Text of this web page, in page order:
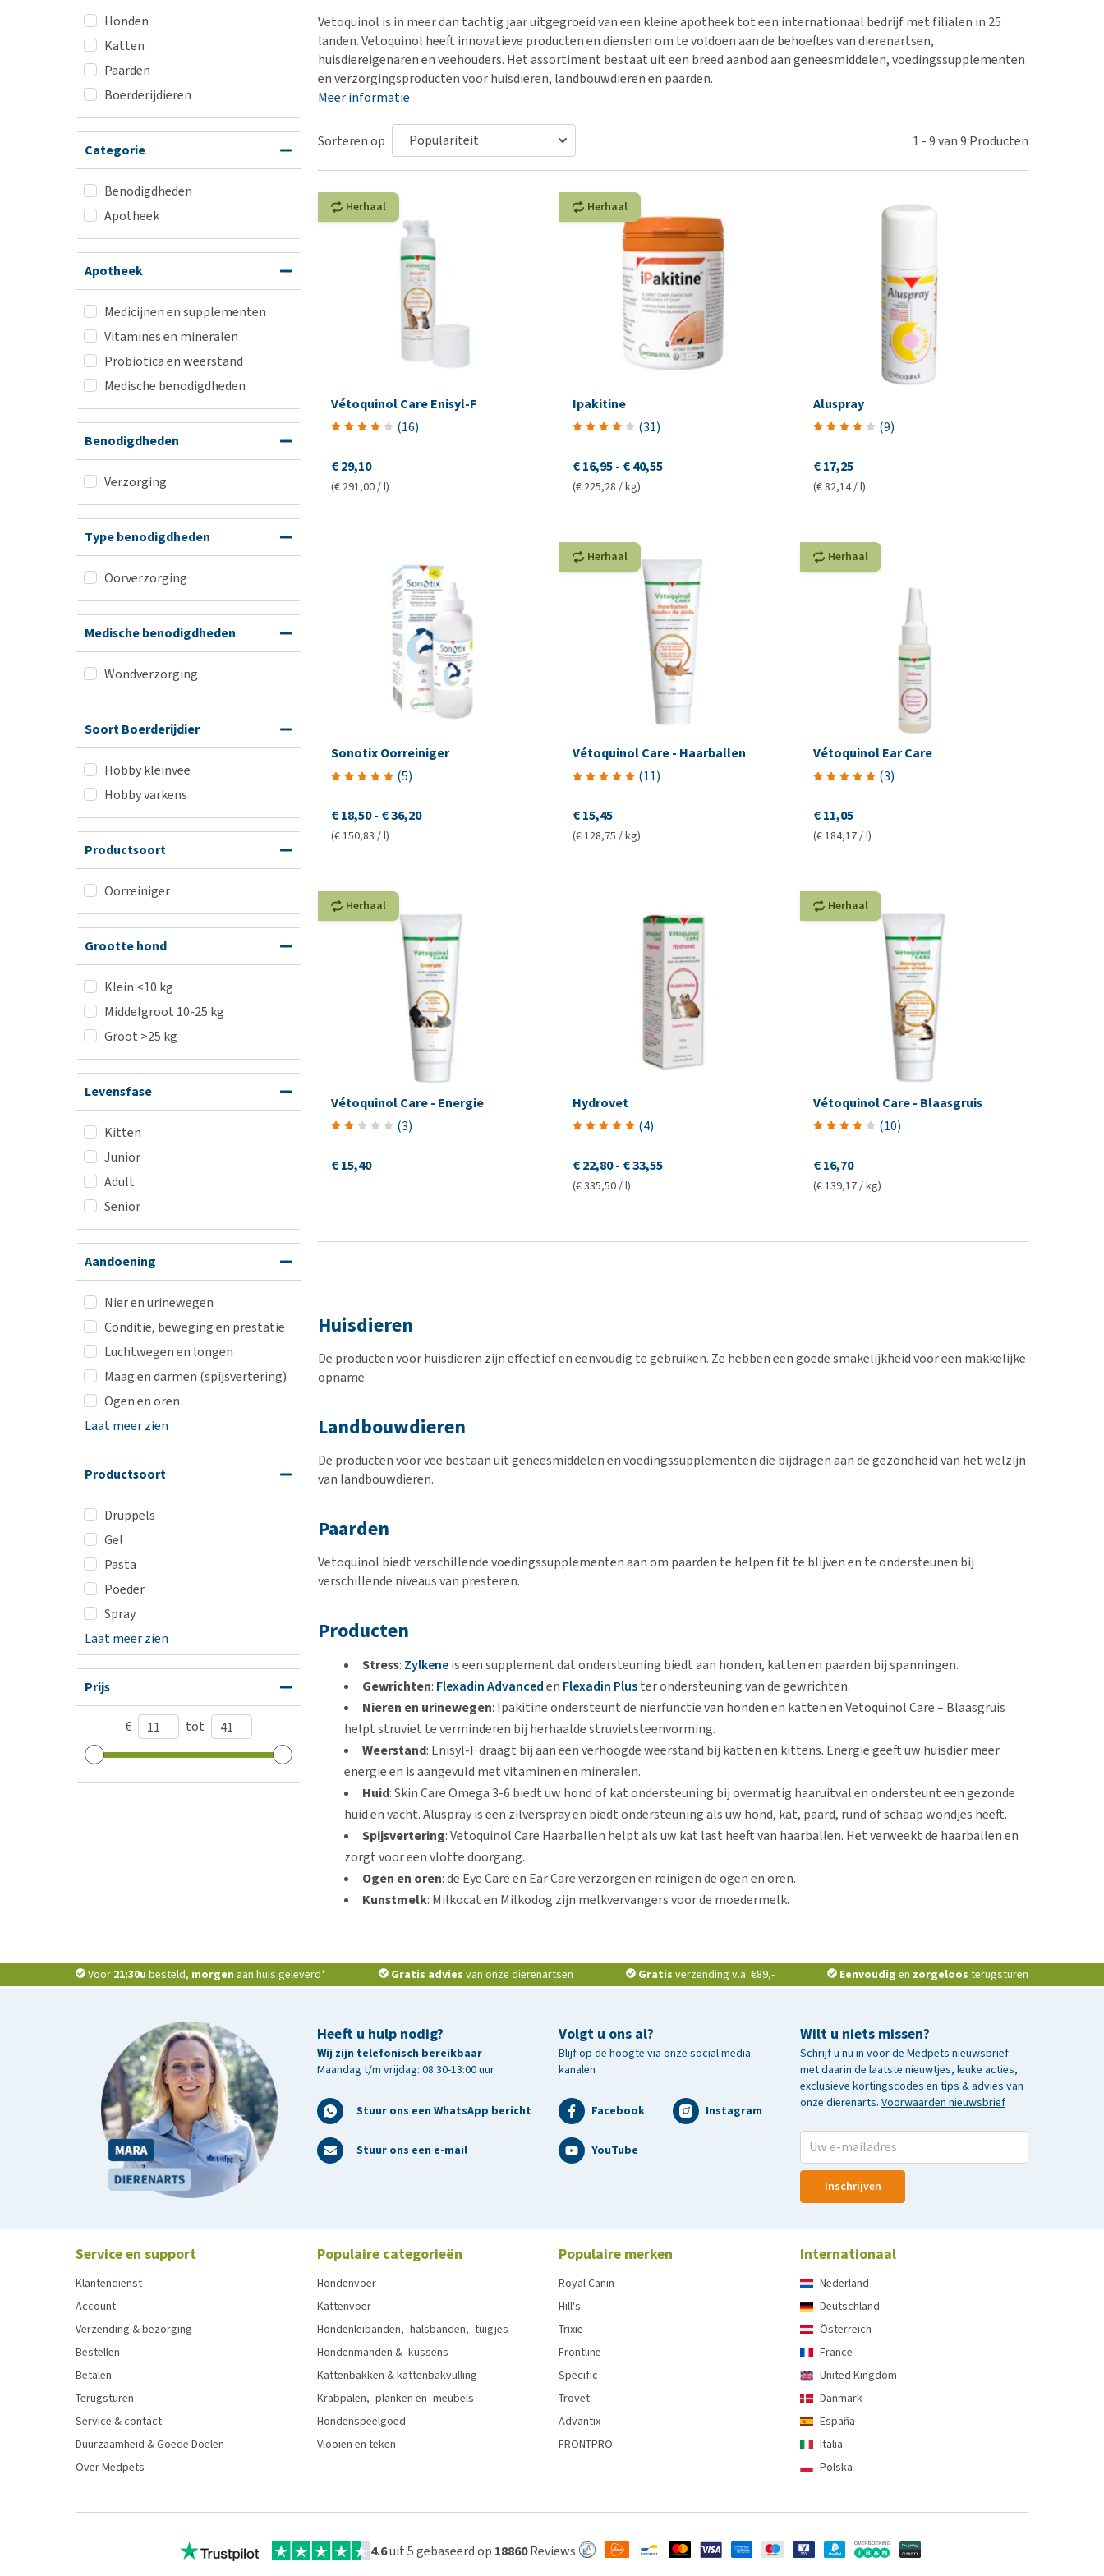
Biologisch hondenvoer
Vegan hondenvoer
Bekijk alles
Bench
Op reis en onderweg
Puppy benodigdheden
Bekijk alles
Ouderdom en dementie
Overgewicht en conditie
Honden
Katten
Paarden
Boerderijdieren
Categorie
Benodigdheden
Apotheek
Apotheek
Medicijnen en supplementen
Vitamines en mineralen
Probiotica en weerstand
Medische benodigdheden
Benodigdheden
Verzorging
Type benodigdheden
Oorverzorging
Medische benodigdheden
Wondverzorging
Soort Boerderijdier
Hobby kleinvee
Hobby varkens
Productsoort
Oorreiniger
Grootte hond
Klein <10 kg
Middelgroot 10-25 kg
Groot >25 kg
Levensfase
Kitten
Junior
Adult
Senior
Aandoening
Nier en urinewegen
Conditie, beweging en prestatie
Luchtwegen en longen
Maag en darmen (spijsvertering)
Ogen en oren
Laat meer zien
Productsoort
Druppels
Gel
Pasta
Poeder
Spray
Laat meer zien
Prijs
€ tot
Vetoquinol is in meer dan tachtig jaar uitgegroeid van een kleine apotheek tot een internationaal bedrijf met filialen in 25
landen. Vetoquinol heeft innovatieve producten en diensten om te voldoen aan de behoeftes van dierenartsen,
huisdiereigenaren en veehouders. Het assortiment bestaat uit een breed aanbod aan geneesmiddelen, voedingssupplementen
en verzorgingsproducten voor huisdieren, landbouwdieren en paarden.
Meer informatie
Sorteren op 1 -9van9 Producten
Herhaal
Vétoquinol Care Enisyl-F
(16)
€ 29,10
(€ 291,00 / l)
Herhaal
Ipakitine
(31)
€ 16,95 - € 40,55
(€ 225,28 / kg)
Aluspray
(9)
€ 17,25
(€ 82,14 / l)
Sonotix Oorreiniger
(5)
€ 18,50- € 36,20
(€ 150,83 / l)
Herhaal
Vétoquinol Care - Haarballen
(11)
€ 15,45
(€ 128,75 / kg)
Herhaal
Vétoquinol Ear Care
(3)
€ 11,05
(€ 184,17 / l)
Herhaal
Vétoquinol Care - Energie
(3)
€ 15,40
Hydrovet
(4)
€ 22,80 - € 33,55
(€ 335,50 / l)
Herhaal
Vétoquinol Care - Blaasgruis
(10)
€ 16,70
(€ 139,17 / kg)
Huisdieren
De producten voor huisdieren zijn effectief en eenvoudig te gebruiken. Ze hebben een goede smakelijkheid voor een makkelijke
opname.
Landbouwdieren
De producten voor vee bestaan uit geneesmiddelen en voedingssupplementen die bijdragen aan de gezondheid van het welzijn
van landbouwdieren.
Paarden
Vetoquinol biedt verschillende voedingssupplementen aan om paarden te helpen fit te blijven en te ondersteunen bij
verschillende niveaus van presteren.
Producten
Stress: Zylkeneis een supplement dat ondersteuning biedt aan honden, katten en paarden bij spanningen.
Gewrichten: Flexadin Advanceden Flexadin Pluster ondersteuning van de gewrichten.
Nieren en urinewegen: Ipakitine ondersteunt de nierfunctie van honden en katten en Vetoquinol Care – Blaasgruis
helpt struviet te verminderen bij herhaalde struvietsteenvorming.
Weerstand: Enisyl-F draagt bij aan een verhoogde weerstand bij katten en kittens. Energie geeft uw huisdier meer
energie en is aangevuld met vitaminen en mineralen.
Huid: Skin Care Omega 3-6 biedt uw hond of kat ondersteuning bij overmatig haaruitval en ondersteunt een gezonde
huid en vacht. Aluspray is een zilverspray en biedt ondersteuning als uw hond, kat, paard, rund of schaap wondjes heeft.
Spijsvertering: Vetoquinol Care Haarballen helpt als uw kat last heeft van haarballen. Het verweekt de haarballen en
zorgt voor een vlotte doorgang.
Ogen en oren: de Eye Care en Ear Care verzorgen en reinigen de ogen en oren.
Kunstmelk: Milkocat en Milkodog zijn melkvervangers voor de moedermelk.
Voor 21:30u besteld, morgen aan huis geleverd* Gratis advies van onze dierenartsen Gratis verzending v.a. €89,- Eenvoudig en zorgeloos terugsturen
Heeft u hulp nodig?
Wij zijn telefonisch bereikbaar
Maandag t/m vrijdag: 08:30-13:00 uur
Stuur ons een WhatsApp bericht
Stuur ons een e-mail
Wilt u niets missen?
Schrijf u nu in voor de Medpets nieuwsbrief
met daarin de laatste nieuwtjes, leuke acties,
exclusieve kortingscodes en tips & advies van
onze dierenarts. Voorwaarden nieuwsbrief
Inschrijven
Volgt u ons al?
Blijf op de hoogte via onze social media
kanalen
Facebook Instagram
YouTube
Service en support
Klantendienst
Account
Verzending & bezorging
Bestellen
Betalen
Terugsturen
Service & contact
Duurzaamheid & Goede Doelen
Over Medpets
Populaire categorieën
Hondenvoer
Kattenvoer
Hondenleibanden, -halsbanden, -tuigjes
Hondenmanden & -kussens
Kattenbakken & kattenbakvulling
Krabpalen, -planken en -meubels
Hondenspeelgoed
Vlooien en teken
Populaire merken
Royal Canin
Hill's
Trixie
Frontline
Specific
Trovet
Advantix
FRONTPRO
Internationaal
Nederland
Deutschland
Österreich
France
United Kingdom
Danmark
España
Italia
Polska
4.6uit 5 gebaseerd op 18860 Reviews